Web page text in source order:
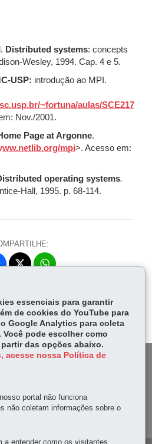
Distributed systems: concepts
Wesley, 1994. Cap. 4 e 5.
USP: introdução ao MPI.
~fortuna/aulas/SCE217
Nov./2001.
Page at Argonne.
ww.netlib.org/mpi>. Acesso em:
operating systems.
Hall, 1995. p. 68-114.
Fa
ok
itt
er
W
Ap
p
essenciais para garantir
de cookies do YouTube para
Google Analytics para coleta
pode escolher como
das opções abaixo.
acesse nossa Política de
portal não funciona
não coletam informações sobre o
a entender como os visitantes